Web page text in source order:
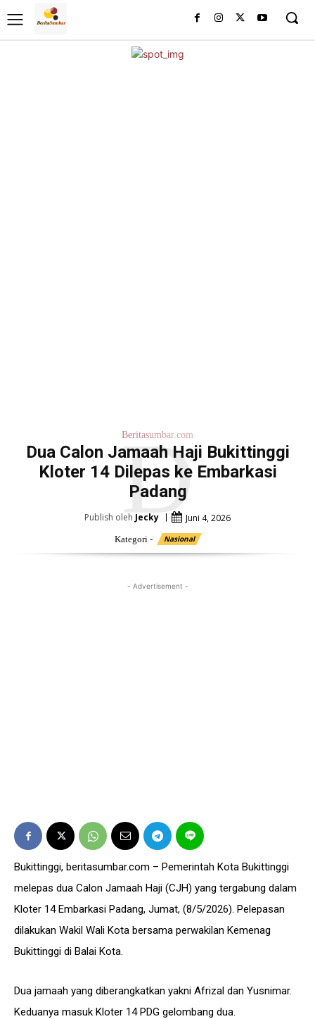
Beritasumbar.com
Dua Calon Jamaah Haji Bukittinggi
Kloter 14 Dilepas ke Embarkasi
Padang
D
Publish oleh Jecky Juni 4, 2026
Kategori - Nasional
- Advertisement -
Bukittinggi, beritasumbar.com – Pemerintah Kota Bukittinggi
melepas dua Calon Jamaah Haji (CJH) yang tergabung dalam
Kloter 14 Embarkasi Padang, Jumat, (8/5/2026). Pelepasan
dilakukan Wakil Wali Kota bersama perwakilan Kemenag
Bukittinggi di Balai Kota.
Dua jamaah yang diberangkatkan yakni Afrizal dan Yusnimar.
Keduanya masuk Kloter 14 PDG gelombang dua.